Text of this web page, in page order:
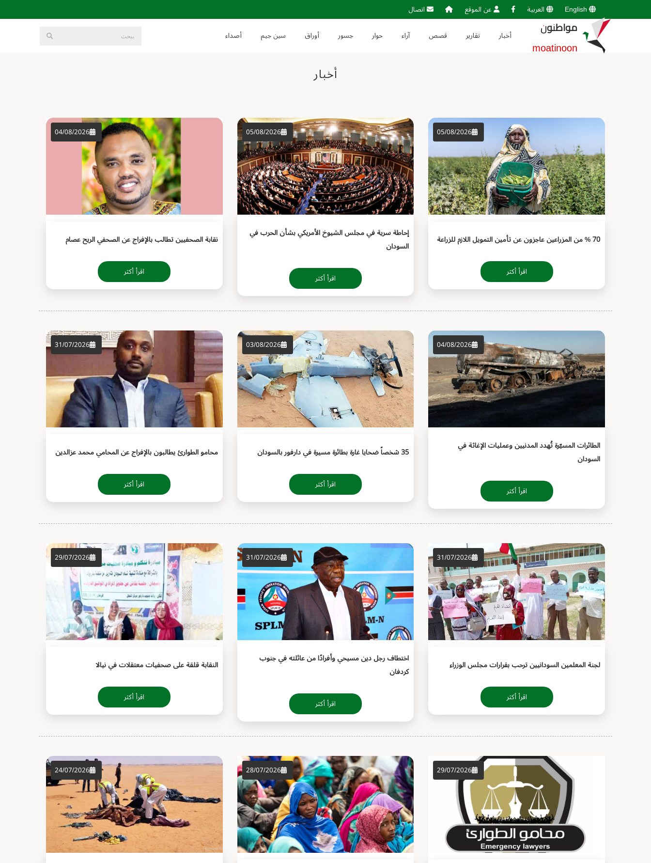
English العربية عن الموقع اتصال
مواطنون
moatinoon
أخبار تقارير قصص آراء حوار جسور أوراق سين جيم أصداء
أخبار
05/08/2026
70 % من المزراعين عاجزون عن تأمين التمويل اللازم للزراعة
اقرأ أكثر
05/08/2026
إحاطة سرية في مجلس الشيوخ الأمريكي بشأن الحرب في
السودان
اقرأ أكثر
04/08/2026
نقابة الصحفيين تطالب بالإفراج عن الصحفي الريح عصام
اقرأ أكثر
04/08/2026
الطائرات المسيّرة تُهدد المدنيين وعمليات الإغاثة في
السودان
اقرأ أكثر
03/08/2026
35 شخصاً ضحايا غارة بطائرة مسيرة في دارفور بالسودان
اقرأ أكثر
31/07/2026
محامو الطوارئ يطالبون بالإفراج عن المحامي محمد عزالدين
اقرأ أكثر
31/07/2026
لجنة المعلمين السودانيين ترحب بقرارات مجلس الوزراء
اقرأ أكثر
31/07/2026
اختطاف رجل دين مسيحي وأفرادًا من عائلته في جنوب
كردفان
اقرأ أكثر
29/07/2026
النقابة قلقة على صحفيات معتقلات في نيالا
اقرأ أكثر
29/07/2026
28/07/2026
24/07/2026